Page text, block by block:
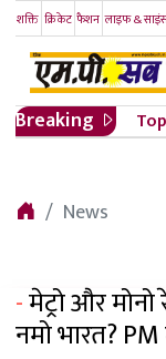
शक्ति क्रिकेट फैशन लाइफ &
Breaking
News
-मेट्रो और
नमो भारत?